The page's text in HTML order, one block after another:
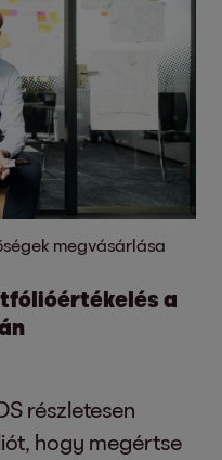
megvásárlása
a
részletesen
hogy megértse